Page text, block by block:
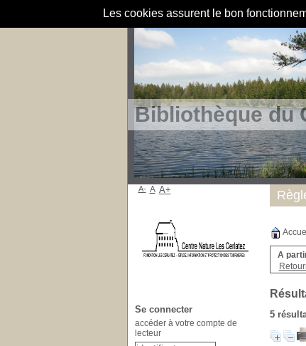
Les cookies assurent le bon
Bibliothèque du
A
5
A- A A+
Se connecter
accéder à votre compte de
lecteur